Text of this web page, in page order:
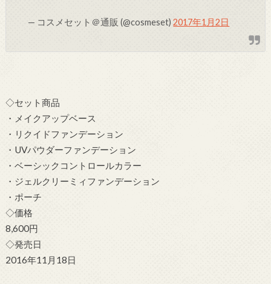
— コスメセット＠通販 (@cosmeset)2017年1月2日
◇セット商品
・メイクアップベース
・リクイドファンデーション
・UVパウダーファンデーション
・ベーシックコントロールカラー
・ジェルクリーミィファンデーション
・ポーチ
◇価格
8,600円
◇発売日
2016年11月18日